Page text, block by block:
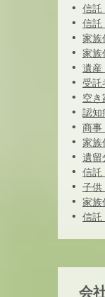
信託
信託
家族
家族
遺産
受託
空き
認知
商事
家族
遺留
信託
子供
家族
信託
会